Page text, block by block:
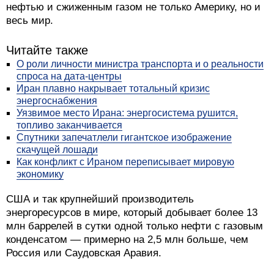
нефтью и сжиженным газом не только Америку, но и
весь мир.
Читайте также
О роли личности министра транспорта и о реальности
спроса на дата-центры
Иран плавно накрывает тотальный кризис
энергоснабжения
Уязвимое место Ирана: энергосистема рушится,
топливо заканчивается
Спутники запечатлели гигантское изображение
скачущей лошади
Как конфликт с Ираном переписывает мировую
экономику
США и так крупнейший производитель
энергоресурсов в мире, который добывает более 13
млн баррелей в сутки одной только нефти с газовым
конденсатом — примерно на 2,5 млн больше, чем
Россия или Саудовская Аравия.